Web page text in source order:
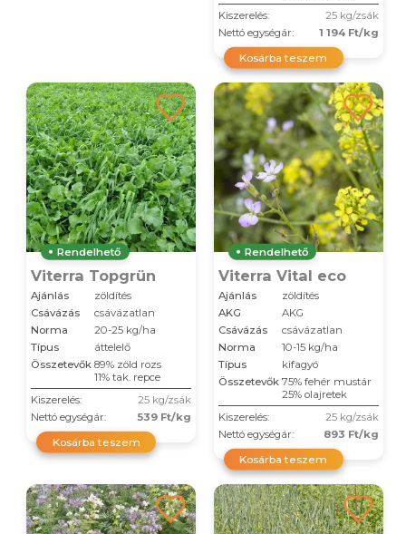
Kiszerelés:
25 kg/zsák
Nettó egységár:
1 194 Ft/kg
Kosárba teszem
Rendelhető
Viterra Topgrün
Ajánlás
zöldítés
Csávázás
csávázatlan
Norma
20-25 kg/ha
Típus
áttelelő
Összetevők 89% zöld rozs
11% tak. repce
Kiszerelés:
25 kg/zsák
Nettó egységár:
539 Ft/kg
Kosárba teszem
Rendelhető
Viterra Vital eco
Ajánlás
zöldítés
AKG
AKG
Csávázás
csávázatlan
Norma
10-15 kg/ha
Típus
kifagyó
Összetevők 75% fehér mustár
25% olajretek
Kiszerelés:
25 kg/zsák
Nettó egységár:
893 Ft/kg
Kosárba teszem